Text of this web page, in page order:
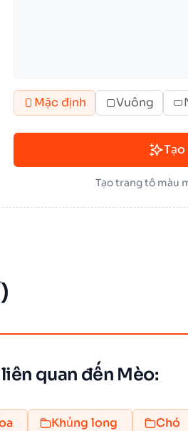
Mặc định Vuông
Tạo trang tô màu
quan đến Mèo:
Khủng long Chó